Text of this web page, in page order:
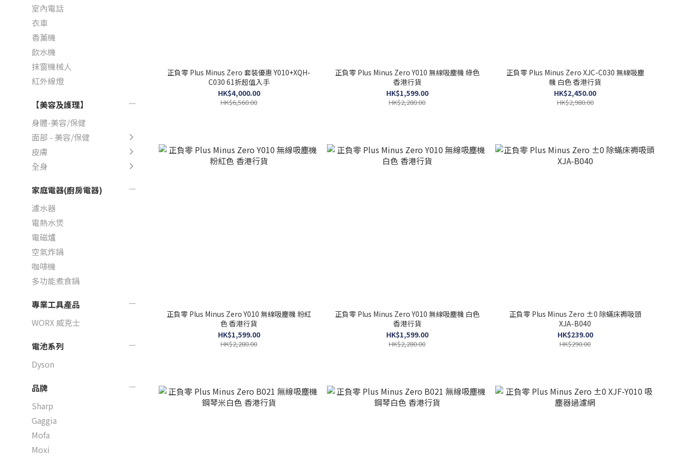
室內電話
衣車
香薰機
飲水機
抹窗機械人
紅外線燈
【美容及護理】
身體-美容/保健
面部 - 美容/保健
皮膚
全身
家庭電器(廚房電器)
濾水器
電熱水煲
電磁爐
空氣炸鍋
咖啡機
多功能煮食鍋
專業工具產品
WORX 威克士
電池系列
Dyson
品牌
Sharp
Gaggia
Mofa
Moxi
正負零 Plus Minus Zero 套裝優惠 Y010+XQH-
C030 61折超值入手
HK$4,000.00
HK$6,560.00
正負零 Plus Minus Zero Y010 無線吸塵機 綠色
香港行貨
HK$1,599.00
HK$2,280.00
正負零 Plus Minus Zero XJC-C030 無線吸塵
機 白色 香港行貨
HK$2,450.00
HK$2,980.00
正負零 Plus Minus Zero Y010 無線吸塵機 粉紅
色 香港行貨
HK$1,599.00
HK$2,280.00
正負零 Plus Minus Zero Y010 無線吸塵機 白色
香港行貨
HK$1,599.00
HK$2,280.00
正負零 Plus Minus Zero ±0 除蟎床褥吸頭
XJA-B040
HK$239.00
HK$290.00